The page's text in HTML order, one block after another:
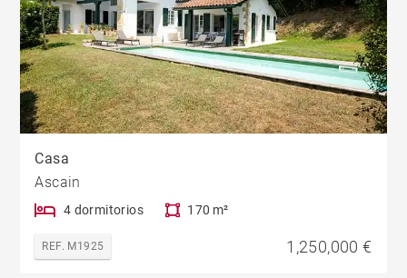
Casa
Ascain
4 dormitorios 170 m²
REF. M1925 1,250,000 €